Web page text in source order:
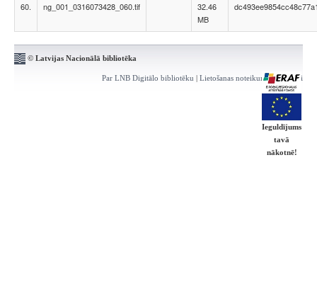
60. ng_001_0316073428_060.tif
32.46
MB
© Latvijas Nacionālā bibliotēka
Par LNB Digitālo bibliotēku | Lietošanas noteikumi | Kontakti
Ieguldījums
tavā
nākotnē!